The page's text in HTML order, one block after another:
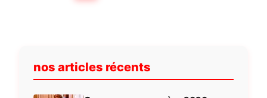
nos articles récents